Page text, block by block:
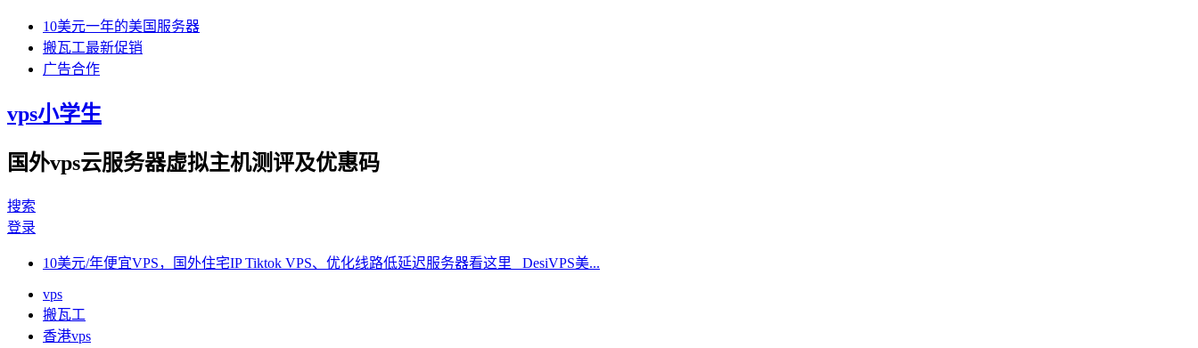
10美元一年的美国服务器
搬瓦工最新促销
广告合作
vps小学生
国外vps云服务器虚拟主机测评及优惠码
搜索
登录
10美元/年便宜VPS，国外住宅IP Tiktok VPS、优化线路低延迟服务器看这里 DesiVPS美...
vps
搬瓦工
香港vps